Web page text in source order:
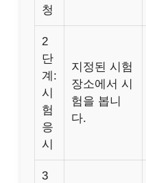
청
2
단
계:
시
험
응
시
지정된 시험
장소에서 시
험을 봅니
다.
3